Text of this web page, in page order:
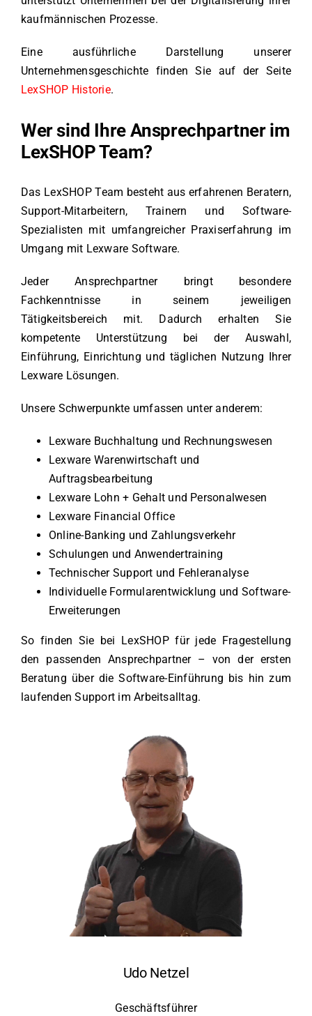
kaufmännischen Prozesse.
Eine ausführliche Darstellung unserer
Unternehmensgeschichte finden Sie auf der Seite
LexSHOP Historie.
Wer sind Ihre Ansprechpartner im
LexSHOP Team?
Das LexSHOP Team besteht aus erfahrenen Beratern,
Support-Mitarbeitern, Trainern und Software-
Spezialisten mit umfangreicher Praxiserfahrung im
Umgang mit Lexware Software.
Jeder Ansprechpartner bringt besondere
Fachkenntnisse in seinem jeweiligen
Tätigkeitsbereich mit. Dadurch erhalten Sie
kompetente Unterstützung bei der Auswahl,
Einführung, Einrichtung und täglichen Nutzung Ihrer
Lexware Lösungen.
Unsere Schwerpunkte umfassen unter anderem:
Lexware Buchhaltung und Rechnungswesen
Lexware Warenwirtschaft und
Auftragsbearbeitung
Lexware Lohn + Gehalt und Personalwesen
Lexware Financial Office
Online-Banking und Zahlungsverkehr
Schulungen und Anwendertraining
Technischer Support und Fehleranalyse
Individuelle Formularentwicklung und Software-
Erweiterungen
So finden Sie bei LexSHOP für jede Fragestellung
den passenden Ansprechpartner – von der ersten
Beratung über die Software-Einführung bis hin zum
laufenden Support im Arbeitsalltag.
Udo Netzel
Geschäftsführer